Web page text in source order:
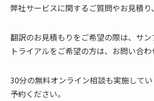
弊社サービスに関するご質問やお見積
翻訳のお見積もりをご希望の際は、サ
トライアルをご希望の方は、お問い合
30分の無料オンライン相談も実施して
予約ください。